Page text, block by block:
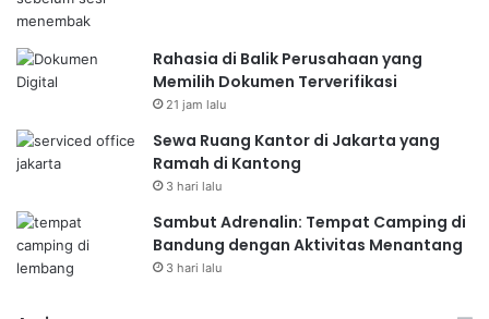
Rahasia di Balik Perusahaan yang
Memilih Dokumen Terverifikasi
21 jam lalu
Sewa Ruang Kantor di Jakarta yang
Ramah di Kantong
3 hari lalu
Sambut Adrenalin: Tempat Camping di
Bandung dengan Aktivitas Menantang
3 hari lalu